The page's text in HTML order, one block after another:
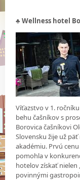
♣ Wellness hotel
Víťazstvo v 1.
behu čašníkov s
Borovica čašníkovi
Slovensku žije už
akadémiu. Prvú
pomohla v
hotelov získať nielen
povinnými